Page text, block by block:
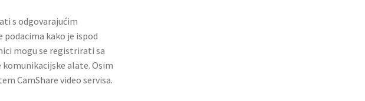
s odgovarajućim
kako je ispod
mogu se registrirati sa
alate. Osim
CamShare video servisa.